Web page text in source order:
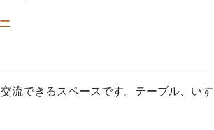
流できるスペースです。テーブル、い